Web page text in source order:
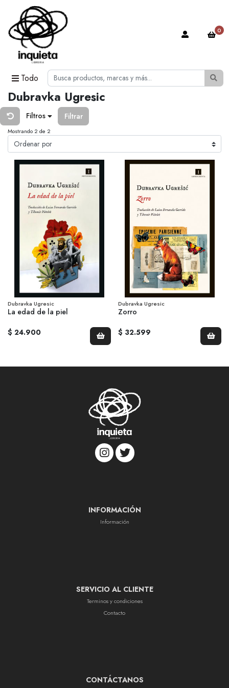
Todo
0
Dubravka Ugresic
Filtros Filtrar
Mostrando 2 de 2
Dubravka Ugresic
La edad de la piel
$ 24.900
Dubravka Ugresic
Zorro
$ 32.599
INFORMACIÓN
Información
SERVICIO AL CLIENTE
Terminos y condiciones
Contacto
CONTÁCTANOS